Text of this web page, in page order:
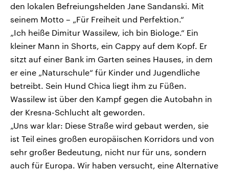
den lokalen Befreiungshelden Jane Sandanski. Mit
seinem Motto – „Für Freiheit und Perfektion.“
„Ich heiße Dimitur Wassilew, ich bin Biologe.“ Ein
kleiner Mann in Shorts, ein Cappy auf dem Kopf. Er
sitzt auf einer Bank im Garten seines Hauses, in dem
er eine „Naturschule“ für Kinder und Jugendliche
betreibt. Sein Hund Chica liegt ihm zu Füßen.
Wassilew ist über den Kampf gegen die Autobahn in
der Kresna-Schlucht alt geworden.
„Uns war klar: Diese Straße wird gebaut werden, sie
ist Teil eines großen europäischen Korridors und von
sehr großer Bedeutung, nicht nur für uns, sondern
auch für Europa. Wir haben versucht, eine Alternative